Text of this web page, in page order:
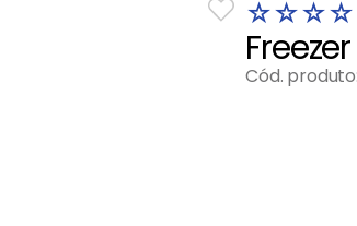
☆☆☆☆
Cód. produto